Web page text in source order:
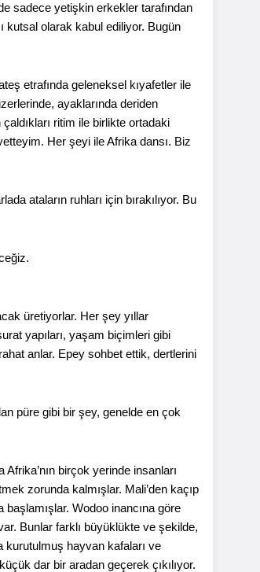
sadece yetişkin erkekler tarafından
kutsal olarak kabul ediliyor. Bugün
etrafında geleneksel kıyafetler ile
ayaklarında deriden
çaldıkları ritim ile birlikte ortadaki
Her şeyi ile Afrika dansı. Biz
ataların ruhları için bırakılıyor. Bu
üretiyorlar. Her şey yıllar
yapıları, yaşam biçimleri gibi
anlar. Epey sohbet ettik, dertlerini
püre gibi bir şey, genelde en çok
birçok yerinde insanları
zorunda kalmışlar. Mali’den kaçıp
Wodoo inancına göre
Bunlar farklı büyüklükte ve şekilde,
kurutulmuş hayvan kafaları ve
dar bir aradan geçerek çıkılıyor.